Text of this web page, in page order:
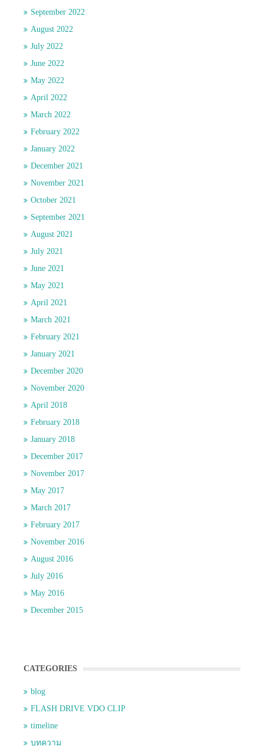
September 2022
August 2022
July 2022
June 2022
May 2022
April 2022
March 2022
February 2022
January 2022
December 2021
November 2021
October 2021
September 2021
August 2021
July 2021
June 2021
May 2021
April 2021
March 2021
February 2021
January 2021
December 2020
November 2020
April 2018
February 2018
January 2018
December 2017
November 2017
May 2017
March 2017
February 2017
November 2016
August 2016
July 2016
May 2016
December 2015
CATEGORIES
blog
FLASH DRIVE VDO CLIP
timeline
บทความ